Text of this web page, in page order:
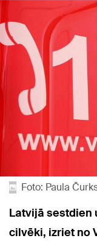
Foto: Paula
Latvijā sestdien
cilvēki, izriet no